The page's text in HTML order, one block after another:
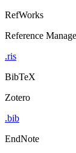
RefWorks
Reference
.ris
BibTeX
Zotero
.bib
EndNote